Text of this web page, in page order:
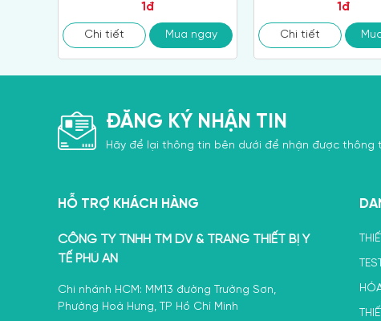
1đ
Chi tiết Mua ngay
1đ
Chi tiết
ĐĂNG KÝ NHẬN TIN
Hãy để lại thông tin bên dưới để nhận được thông
HỖ TRỢ KHÁCH HÀNG
CÔNG TY TNHH TM DV & TRANG THIẾT BỊ Y
TẾ PHÚ AN
Chi nhánh HCM: MM13 đường Trường Sơn,
Phường Hoà Hưng, TP Hồ Chí Minh